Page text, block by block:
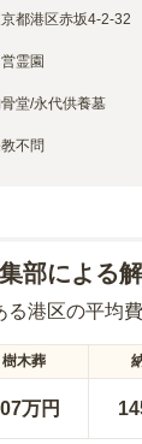
都港区赤坂4-2-32
霊園
堂/永代供養墓
不問
部による
る港区の平均
樹木葬
万円